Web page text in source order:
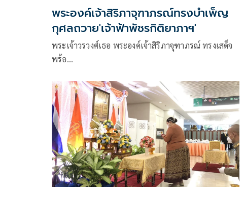
พระองค์เจ้าสิริภาจุฑาภรณ์ทรงบำเพ็ญ
กุศลถวาย'เจ้าฟ้าพัชรกิติยาภาฯ'
พระเจ้าวรวงศ์เธอ พระองค์เจ้าสิริภาจุฑาภรณ์ ทรงเสด็จ
พร้อ…